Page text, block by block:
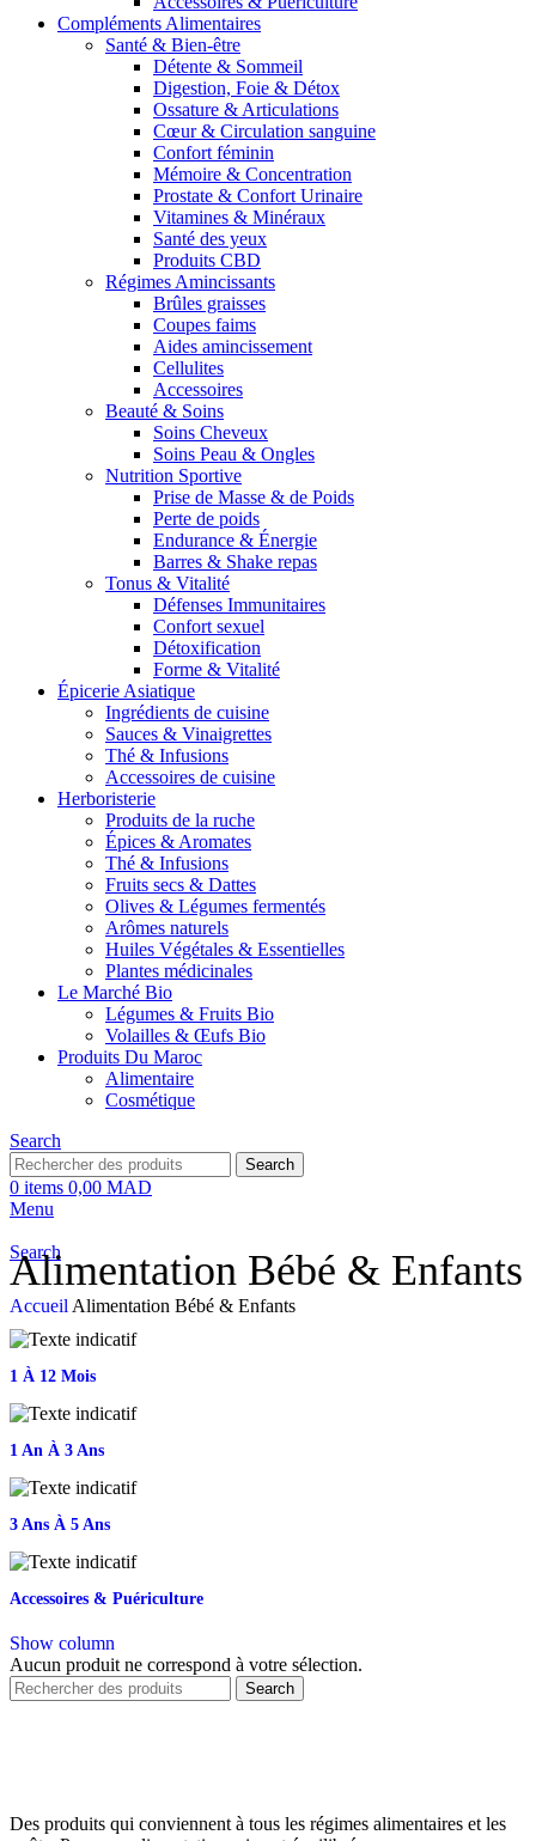
Compléments Alimentaires
Santé & Bien-être
Détente & Sommeil
Digestion, Foie & Détox
Ossature & Articulations
Cœur & Circulation sanguine
Confort féminin
Mémoire & Concentration
Prostate & Confort Urinaire
Vitamines & Minéraux
Santé des yeux
Produits CBD
Régimes Amincissants
Brûles graisses
Coupes faims
Aides amincissement
Cellulites
Accessoires
Beauté & Soins
Soins Cheveux
Soins Peau & Ongles
Nutrition Sportive
Prise de Masse & de Poids
Perte de poids
Endurance & Énergie
Barres & Shake repas
Tonus & Vitalité
Défenses Immunitaires
Confort sexuel
Détoxification
Forme & Vitalité
Épicerie Asiatique
Ingrédients de cuisine
Sauces & Vinaigrettes
Thé & Infusions
Accessoires de cuisine
Herboristerie
Produits de la ruche
Épices & Aromates
Thé & Infusions
Fruits secs & Dattes
Olives & Légumes fermentés
Arômes naturels
Huiles Végétales & Essentielles
Plantes médicinales
Le Marché Bio
Légumes & Fruits Bio
Volailles & Œufs Bio
Produits Du Maroc
Alimentaire
Cosmétique
Search
Search
0 items 0,00 MAD
Menu
Search
Alimentation Bébé & Enfants
Accueil Alimentation Bébé & Enfants
1 À 12 Mois
1 An À 3 Ans
3 Ans À 5 Ans
Accessoires & Puériculture
Show column
Aucun produit ne correspond à votre sélection.
Search
Des produits qui conviennent à tous les régimes alimentaires et les